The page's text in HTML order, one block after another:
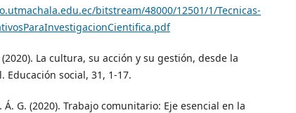
bitstream/48000/12501/1/Tecnicas-
La cultura, su acción y su gestión, desde la
Educación social, 31, 1-17.
Á. G. (2020). Trabajo comunitario: Eje esencial en la